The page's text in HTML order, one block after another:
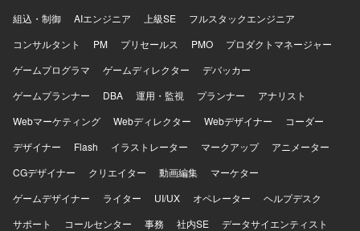
SiteCore環境からの移行を行います。 CI/CD環境を活用し
た開発プロセスのもと、グローバルチームと連携しながら
開発を進めてまいります。
組込・制御
AIエンジニア 上級SE
フルスタックエンジニア
コンサルタント
PM プリセールス PMO
プロダクトマネージャー
ゲームプログラマ
ゲームディレクター
デバッカー
ゲームプランナー
DBA 運用・監視 プランナー
アナリスト
Webマーケティング
Webディレクター Webデザイナー
コーダー
デザイナー
Flash イラストレーター マークアップ
アニメーター
CGデザイナー
クリエイター 動画編集
マーケター
ゲームデザイナー
ライター UI/UX オペレーター
ヘルプデスク
サポート
コールセンター 事務 社内SE
データサイエンティスト